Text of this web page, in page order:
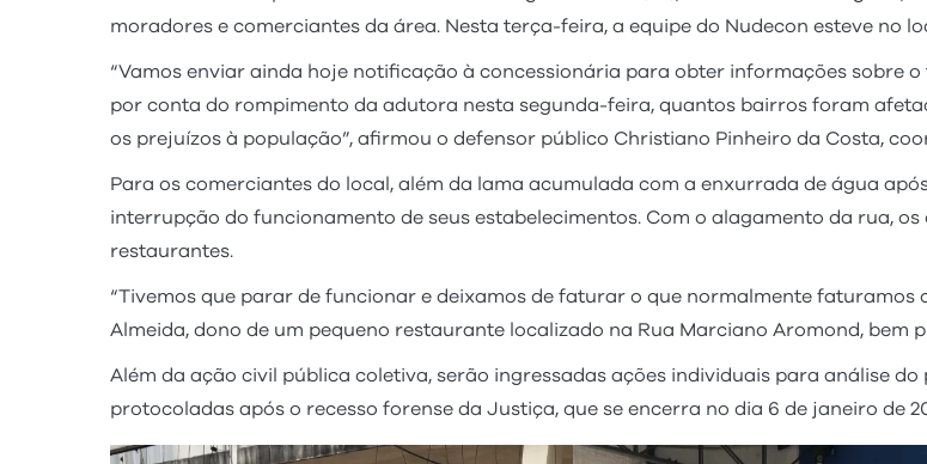
moradores e comerciantes da área. Nesta terça-feira, a equipe do Nudecon esteve no
“Vamos enviar ainda hoje notificação à concessionária para obter informações sobre
por conta do rompimento da adutora nesta segunda-feira, quantos bairros foram
os prejuízos à população”, afirmou o defensor público Christiano Pinheiro da Costa,
Para os comerciantes do local, além da lama acumulada com a enxurrada de água
interrupção do funcionamento de seus estabelecimentos. Com o alagamento da rua,
restaurantes.
“Tivemos que parar de funcionar e deixamos de faturar o que normalmente faturamos
Almeida, dono de um pequeno restaurante localizado na Rua Marciano Aromond, bem
Além da ação civil pública coletiva, serão ingressadas ações individuais para análise
protocoladas após o recesso forense da Justiça, que se encerra no dia 6 de janeiro de